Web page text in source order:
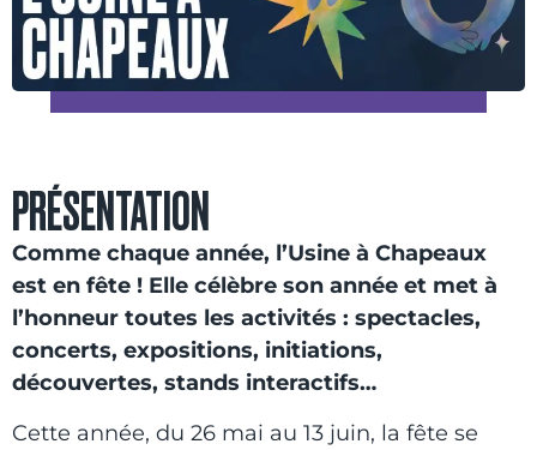
PRÉSENTATION
Comme chaque année, l’Usine à Chapeaux
est en fête ! Elle célèbre son année et met à
l’honneur toutes les activités : spectacles,
concerts, expositions, initiations,
découvertes, stands interactifs…
Cette année, du 26 mai au 13 juin, la fête se